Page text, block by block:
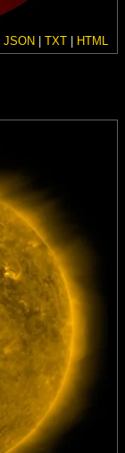
JSON | TXT | HTML